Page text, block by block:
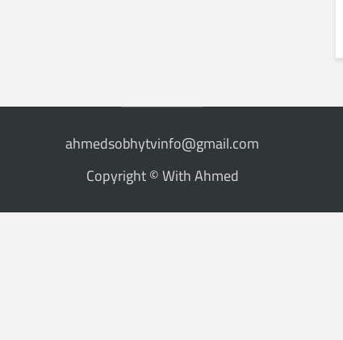
ahmedsobhytvinfo@gmail.com
Copyright © With Ahmed